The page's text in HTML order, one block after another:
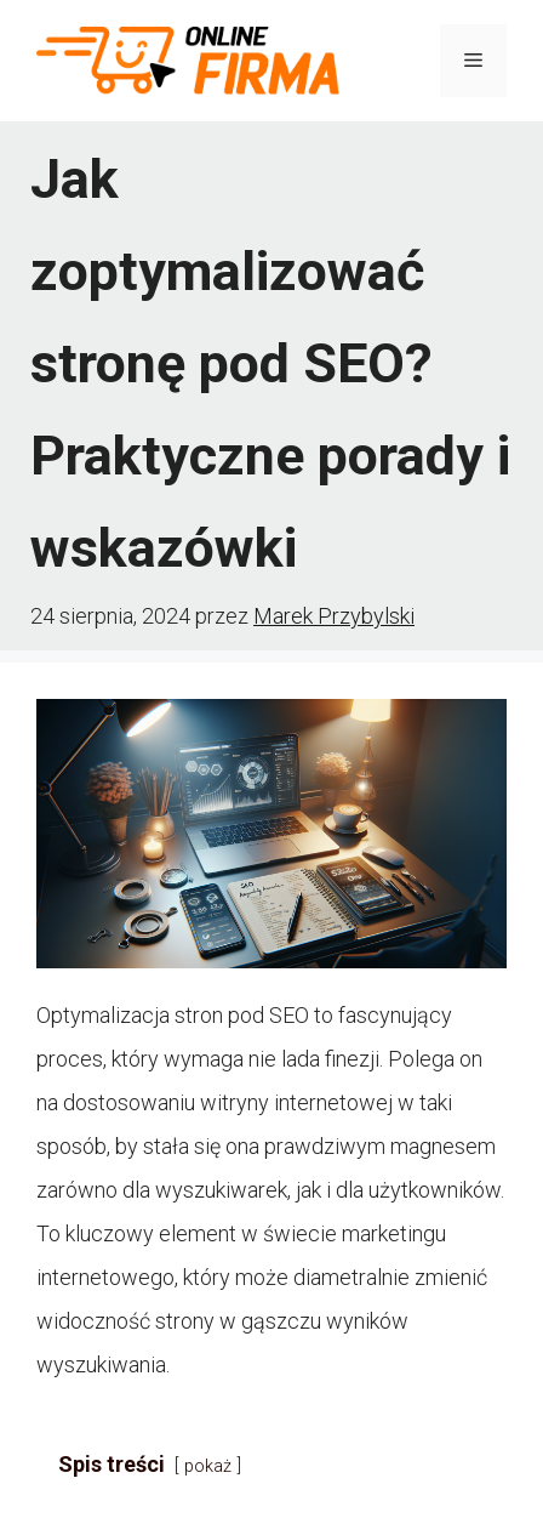
Menu
Jak
zoptymalizować
stronę pod SEO?
Praktyczne porady i
wskazówki
24 sierpnia, 2024przez Marek Przybylski
Optymalizacja stron pod SEO to fascynujący
proces, który wymaga nie lada finezji. Polega on
na dostosowaniu witryny internetowej w taki
sposób, by stała się ona prawdziwym magnesem
zarówno dla wyszukiwarek, jak i dla użytkowników.
To kluczowy element w świecie marketingu
internetowego, który może diametralnie zmienić
widoczność strony w gąszczu wyników
wyszukiwania.
Spis treści pokaż